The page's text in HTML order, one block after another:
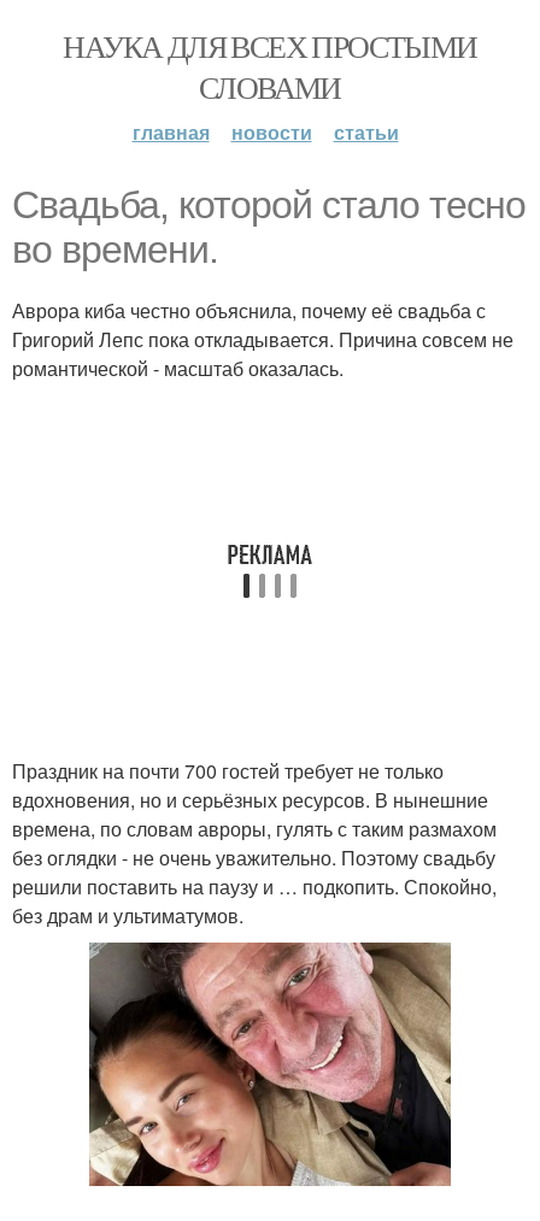
НАУКА ДЛЯ ВСЕХ ПРОСТЫМИ
СЛОВАМИ
главная новости статьи
Свадьба, которой стало тесно
во времени.
Аврора киба честно объяснила, почему её свадьба с
Григорий Лепс пока откладывается. Причина совсем не
романтической - масштаб оказалась.
Праздник на почти 700 гостей требует не только
вдохновения, но и серьёзных ресурсов. В нынешние
времена, по словам авроры, гулять с таким размахом
без оглядки - не очень уважительно. Поэтому свадьбу
решили поставить на паузу и … подкопить. Спокойно,
без драм и ультиматумов.